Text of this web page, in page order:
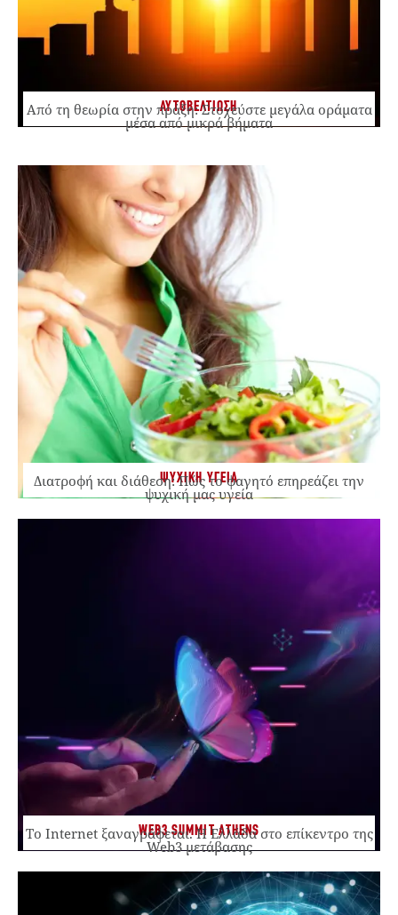
ΑΥΤΟΒΕΛΤΙΩΣΗ
Από τη θεωρία στην πράξη: Στοχεύστε μεγάλα οράματα
μέσα από μικρά βήματα
ΨΥΧΙΚΗ ΥΓΕΙΑ
Διατροφή και διάθεση: Πώς το φαγητό επηρεάζει την
ψυχική μας υγεία
WEB3 SUMMIT ATHENS
Το Internet ξαναγράφεται. Η Ελλάδα στο επίκεντρο της
Web3 μετάβασης